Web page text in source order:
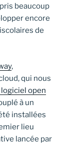
beaucoup
encore
de
,
qui nous
logiciel open
à un
installées
lieu
lancée par